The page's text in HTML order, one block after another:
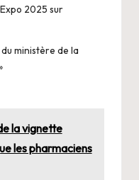
2025 sur
ministère de la
la vignette
les pharmaciens